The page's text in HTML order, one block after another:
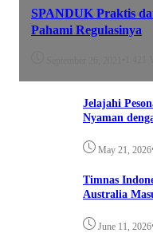
SPANDUK Praktis
Pahami Regulasinya
Jelajahi
Nyaman
May 21, 2026
Timnas
Australia
June 11, 2026